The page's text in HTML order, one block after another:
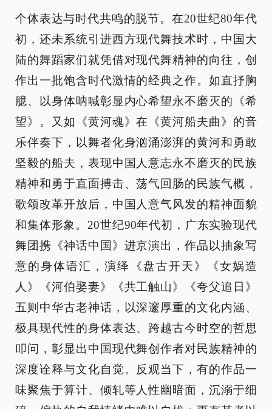
个体表达与时代共鸣的脱节。在20世纪80年代
初，还未系统引进西方现代舞技术时，中国大
陆的舞蹈家们就凭借对现代舞精神的向往，创
作出一批饱含时代激情的经典之作。如直抒胸
臆、以身体呐喊彰显内心希望永不磨灭的《希
望》。又如《黄河魂》在《黄河船夫曲》的音
乐伴奏下，以舞者化身汹涌澎湃的黄河和勇敢
坚毅的船夫，表现中国人意志永不磨灭的民族
精神和勇于直面搏击、荡气回肠的民族气概，
歌颂改革开放后，中国人意气风发的精神面貌
和集体形象。20世纪90年代初，广东实验现代
舞团携《神话中国》进京演出，作品以抽象写
意的身体语汇，演绎《盘古开天》《女娲造
人》《河伯娶妻》《共工触山》《夸父追日》
五则中华古老神话，以深邃厚重的文化内涵、
极具现代性的身体表达、跨越古今时空的哲思
叩问，彰显出中国现代舞创作者对民族精神的
深度诠释与文化自觉。反观当下，有的作品一
味聚焦于算计、倾轧等人性幽暗面，沉溺于细